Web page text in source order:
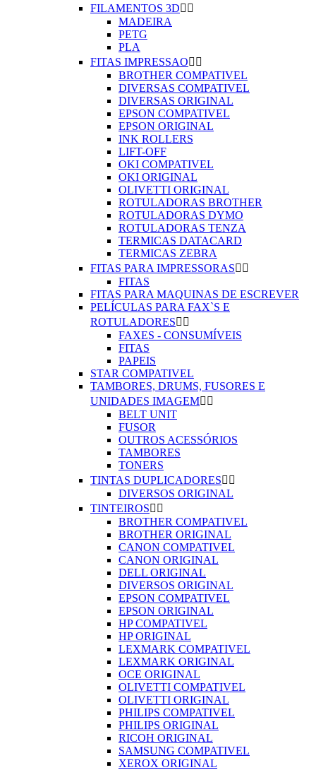
FILAMENTOS 3D 
MADEIRA
PETG
PLA
FITAS IMPRESSAO 
BROTHER COMPATIVEL
DIVERSAS COMPATIVEL
DIVERSAS ORIGINAL
EPSON COMPATIVEL
EPSON ORIGINAL
INK ROLLERS
LIFT-OFF
OKI COMPATIVEL
OKI ORIGINAL
OLIVETTI ORIGINAL
ROTULADORAS BROTHER
ROTULADORAS DYMO
ROTULADORAS TENZA
TERMICAS DATACARD
TERMICAS ZEBRA
FITAS PARA IMPRESSORAS 
FITAS
FITAS PARA MAQUINAS DE ESCREVER
PELÍCULAS PARA FAX`S E
ROTULADORES 
FAXES - CONSUMÍVEIS
FITAS
PAPEIS
STAR COMPATIVEL
TAMBORES, DRUMS, FUSORES E
UNIDADES IMAGEM 
BELT UNIT
FUSOR
OUTROS ACESSÓRIOS
TAMBORES
TONERS
TINTAS DUPLICADORES 
DIVERSOS ORIGINAL
TINTEIROS 
BROTHER COMPATIVEL
BROTHER ORIGINAL
CANON COMPATIVEL
CANON ORIGINAL
DELL ORIGINAL
DIVERSOS ORIGINAL
EPSON COMPATIVEL
EPSON ORIGINAL
HP COMPATIVEL
HP ORIGINAL
LEXMARK COMPATIVEL
LEXMARK ORIGINAL
OCE ORIGINAL
OLIVETTI COMPATIVEL
OLIVETTI ORIGINAL
PHILIPS COMPATIVEL
PHILIPS ORIGINAL
RICOH ORIGINAL
SAMSUNG COMPATIVEL
XEROX ORIGINAL